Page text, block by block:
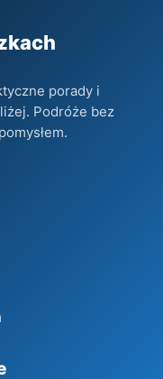
porady i
Podróże bez